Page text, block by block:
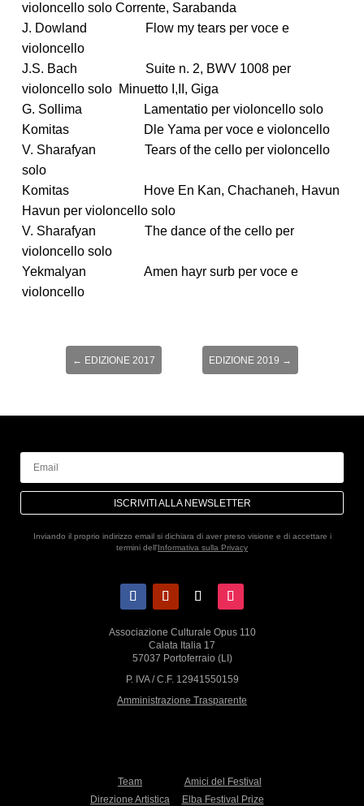
violoncello solo Corrente, Sarabanda
J. Dowland Flow my tears per voce e
violoncello
J.S. Bach Suite n. 2, BWV 1008 per
violoncello solo Minuetto I,II, Giga
G. Sollima Lamentatio per violoncello solo
Komitas Dle Yama per voce e violoncello
V. Sharafyan Tears of the cello per violoncello
solo
Komitas Hove En Kan, Chachaneh, Havun
Havun per violoncello solo
V. Sharafyan The dance of the cello per
violoncello solo
Yekmalyan Amen hayr surb per voce e
violoncello
← EDIZIONE 2017 EDIZIONE 2019 →
ISCRIVITI ALLA NEWSLETTER
Inviando il proprio indirizzo email si dichiara di aver preso visione e di accettare i
termini dell'Informativa sulla Privacy
Associazione Culturale Opus 110
Calata Italia 17
57037 Portoferraio (LI)
P. IVA / C.F. 12941550159
Amministrazione Trasparente
Team
Amici del Festival
Direzione Artistica
Elba Festival Prize